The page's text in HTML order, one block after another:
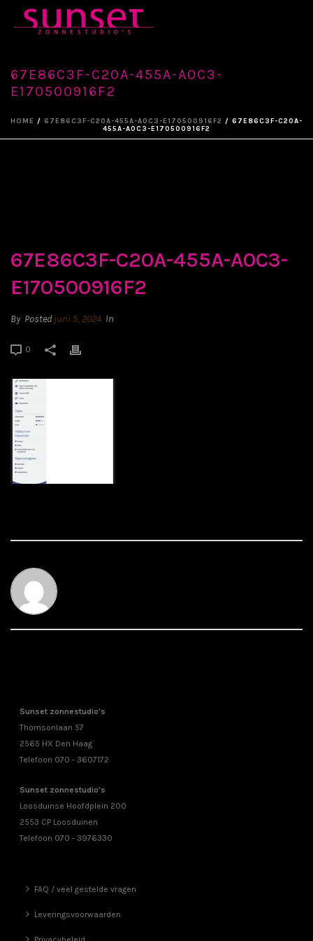
67E86C3F-C20A-455A-A0C3-
E170500916F2
HOME / 67E86C3F-C20A-455A-A0C3-E170500916F2 / 67E86C3F-C20A-
455A-A0C3-E170500916F2
67E86C3F-C20A-455A-A0C3-
E170500916F2
By Posted juni 5, 2024 In
0
Sunset zonnestudio's
Thomsonlaan 57
2565 HX Den Haag
Telefoon 070 - 3607172
Sunset zonnestudio's
Loosduinse Hoofdplein 200
2553 CP Loosduinen
Telefoon 070 - 3976330
FAQ / veel gestelde vragen
Leveringsvoorwaarden